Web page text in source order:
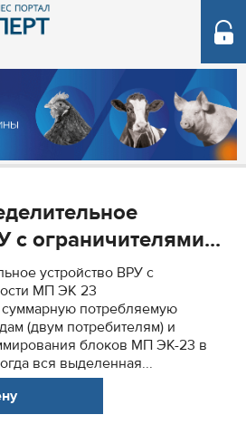
с ограничителями...
устройство ВРУ с
МП ЭК 23
суммарную потребляемую
(двум потребителям) и
блоков МП ЭК-23 в
вся выделенная...